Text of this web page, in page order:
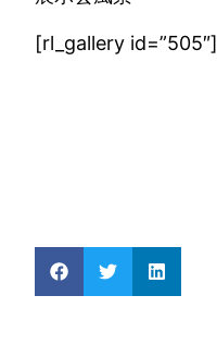
[rl_gallery id=”505″]